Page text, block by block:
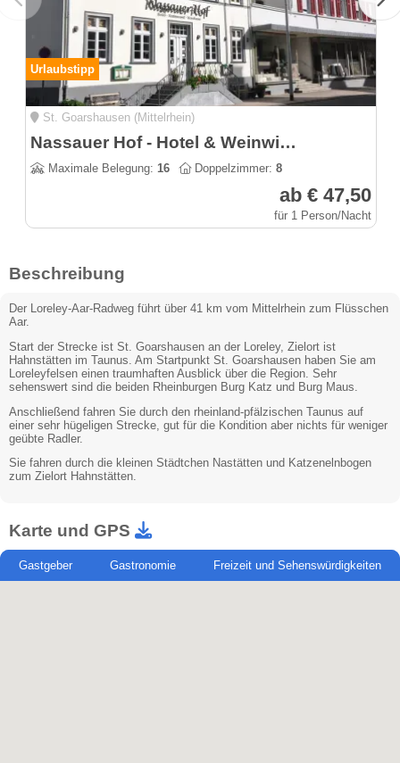
Urlaubstipp
St. Goarshausen (Mittelrhein)
Nassauer Hof - Hotel & Weinwirtschaft am Rheinsteig
Maximale Belegung: 16 Doppelzimmer: 8
ab € 47,50
für 1 Person/Nacht
Beschreibung
Der Loreley-Aar-Radweg führt über 41 km vom Mittelrhein zum Flüsschen
Aar.
Start der Strecke ist St. Goarshausen an der Loreley, Zielort ist
Hahnstätten im Taunus. Am Startpunkt St. Goarshausen haben Sie am
Loreleyfelsen einen traumhaften Ausblick über die Region. Sehr
sehenswert sind die beiden Rheinburgen Burg Katz und Burg Maus.
Anschließend fahren Sie durch den rheinland-pfälzischen Taunus auf
einer sehr hügeligen Strecke, gut für die Kondition aber nichts für weniger
geübte Radler.
Sie fahren durch die kleinen Städtchen Nastätten und Katzenelnbogen
zum Zielort Hahnstätten.
Karte und GPS
Gastgeber Gastronomie Freizeit und Sehenswürdigkeiten